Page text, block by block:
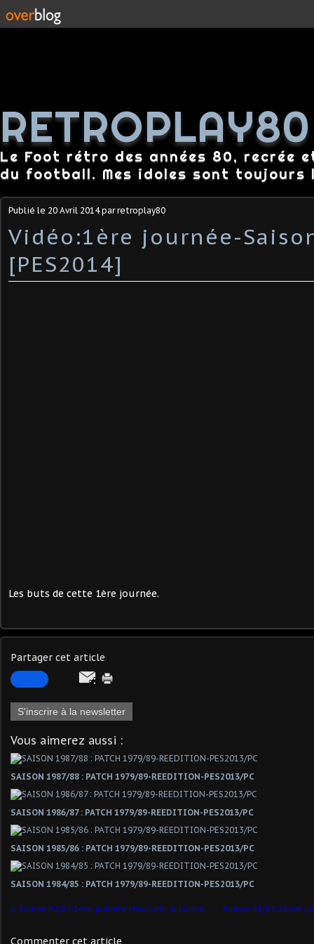
RETROPLAY80
Le Foot rétro des années 80, recrée
du football. Mes idoles sont toujours
Publié le 20 Avril 2014par retroplay80
Vidéo:1ère journée-
[PES2014]
Les buts de cette 1ère journée.
Partager cet article
S'inscrire à la newsletter
Vous aimerez aussi :
SAISON 1987/88 : PATCH 1979/89-REEDITION-PES2013/PC
SAISON 1986/87 : PATCH 1979/89-REEDITION-PES2013/PC
SAISON 1985/86 : PATCH 1979/89-REEDITION-PES2013/PC
SAISON 1984/85 : PATCH 1979/89-REEDITION-PES2013/PC
Saison 82/83:1ère journée,résultats & classement !
Commenter cet article